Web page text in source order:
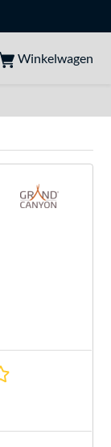
Winkelwagen
0.0 sterren